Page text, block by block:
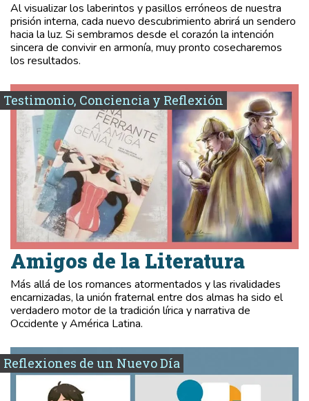
Al visualizar los laberintos y pasillos erróneos de nuestra
prisión interna, cada nuevo descubrimiento abrirá un sendero
hacia la luz. Si sembramos desde el corazón la intención
sincera de convivir en armonía, muy pronto cosecharemos
los resultados.
Testimonio, Conciencia y Reflexión
Amigos de la Literatura
Más allá de los romances atormentados y las rivalidades
encarnizadas, la unión fraternal entre dos almas ha sido el
verdadero motor de la tradición lírica y narrativa de
Occidente y América Latina.
Reflexiones de un Nuevo Día